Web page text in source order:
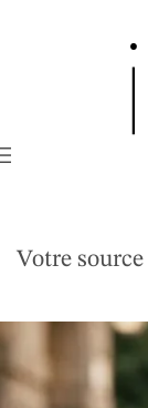
Votre